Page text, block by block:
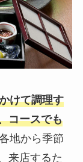
けて調理す
コースでも
地から季節
来店するた